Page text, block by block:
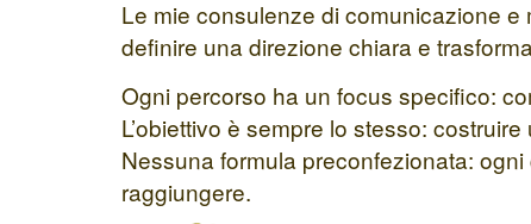
Le mie consulenze di comunicazione
definire una direzione chiara e
Ogni percorso ha un focus specifico:
L’obiettivo è sempre lo stesso:
Nessuna formula preconfezionata:
raggiungere.